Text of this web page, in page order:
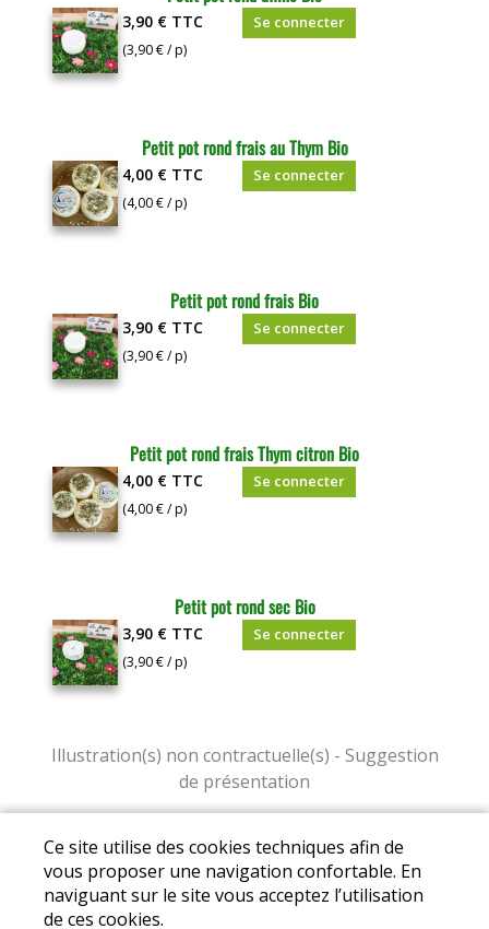
3,90 € TTC
(3,90 € / p)
Se connecter
Petit pot rond frais au Thym Bio
4,00 € TTC
(4,00 € / p)
Se connecter
Petit pot rond frais Bio
3,90 € TTC
(3,90 € / p)
Se connecter
Petit pot rond frais Thym citron Bio
4,00 € TTC
(4,00 € / p)
Se connecter
Petit pot rond sec Bio
3,90 € TTC
(3,90 € / p)
Se connecter
Ventes|Protection des données personnelles
© Copyright 2025 - Association Drive des Fermes
Ce site utilise des cookies techniques afin de
vous proposer une navigation confortable. En
naviguant sur le site vous acceptez l’utilisation
de ces cookies.